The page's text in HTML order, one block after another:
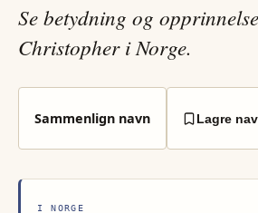
Se betydning og
Christopher i Norge.
Sammenlign navn Lagre
I NORGE